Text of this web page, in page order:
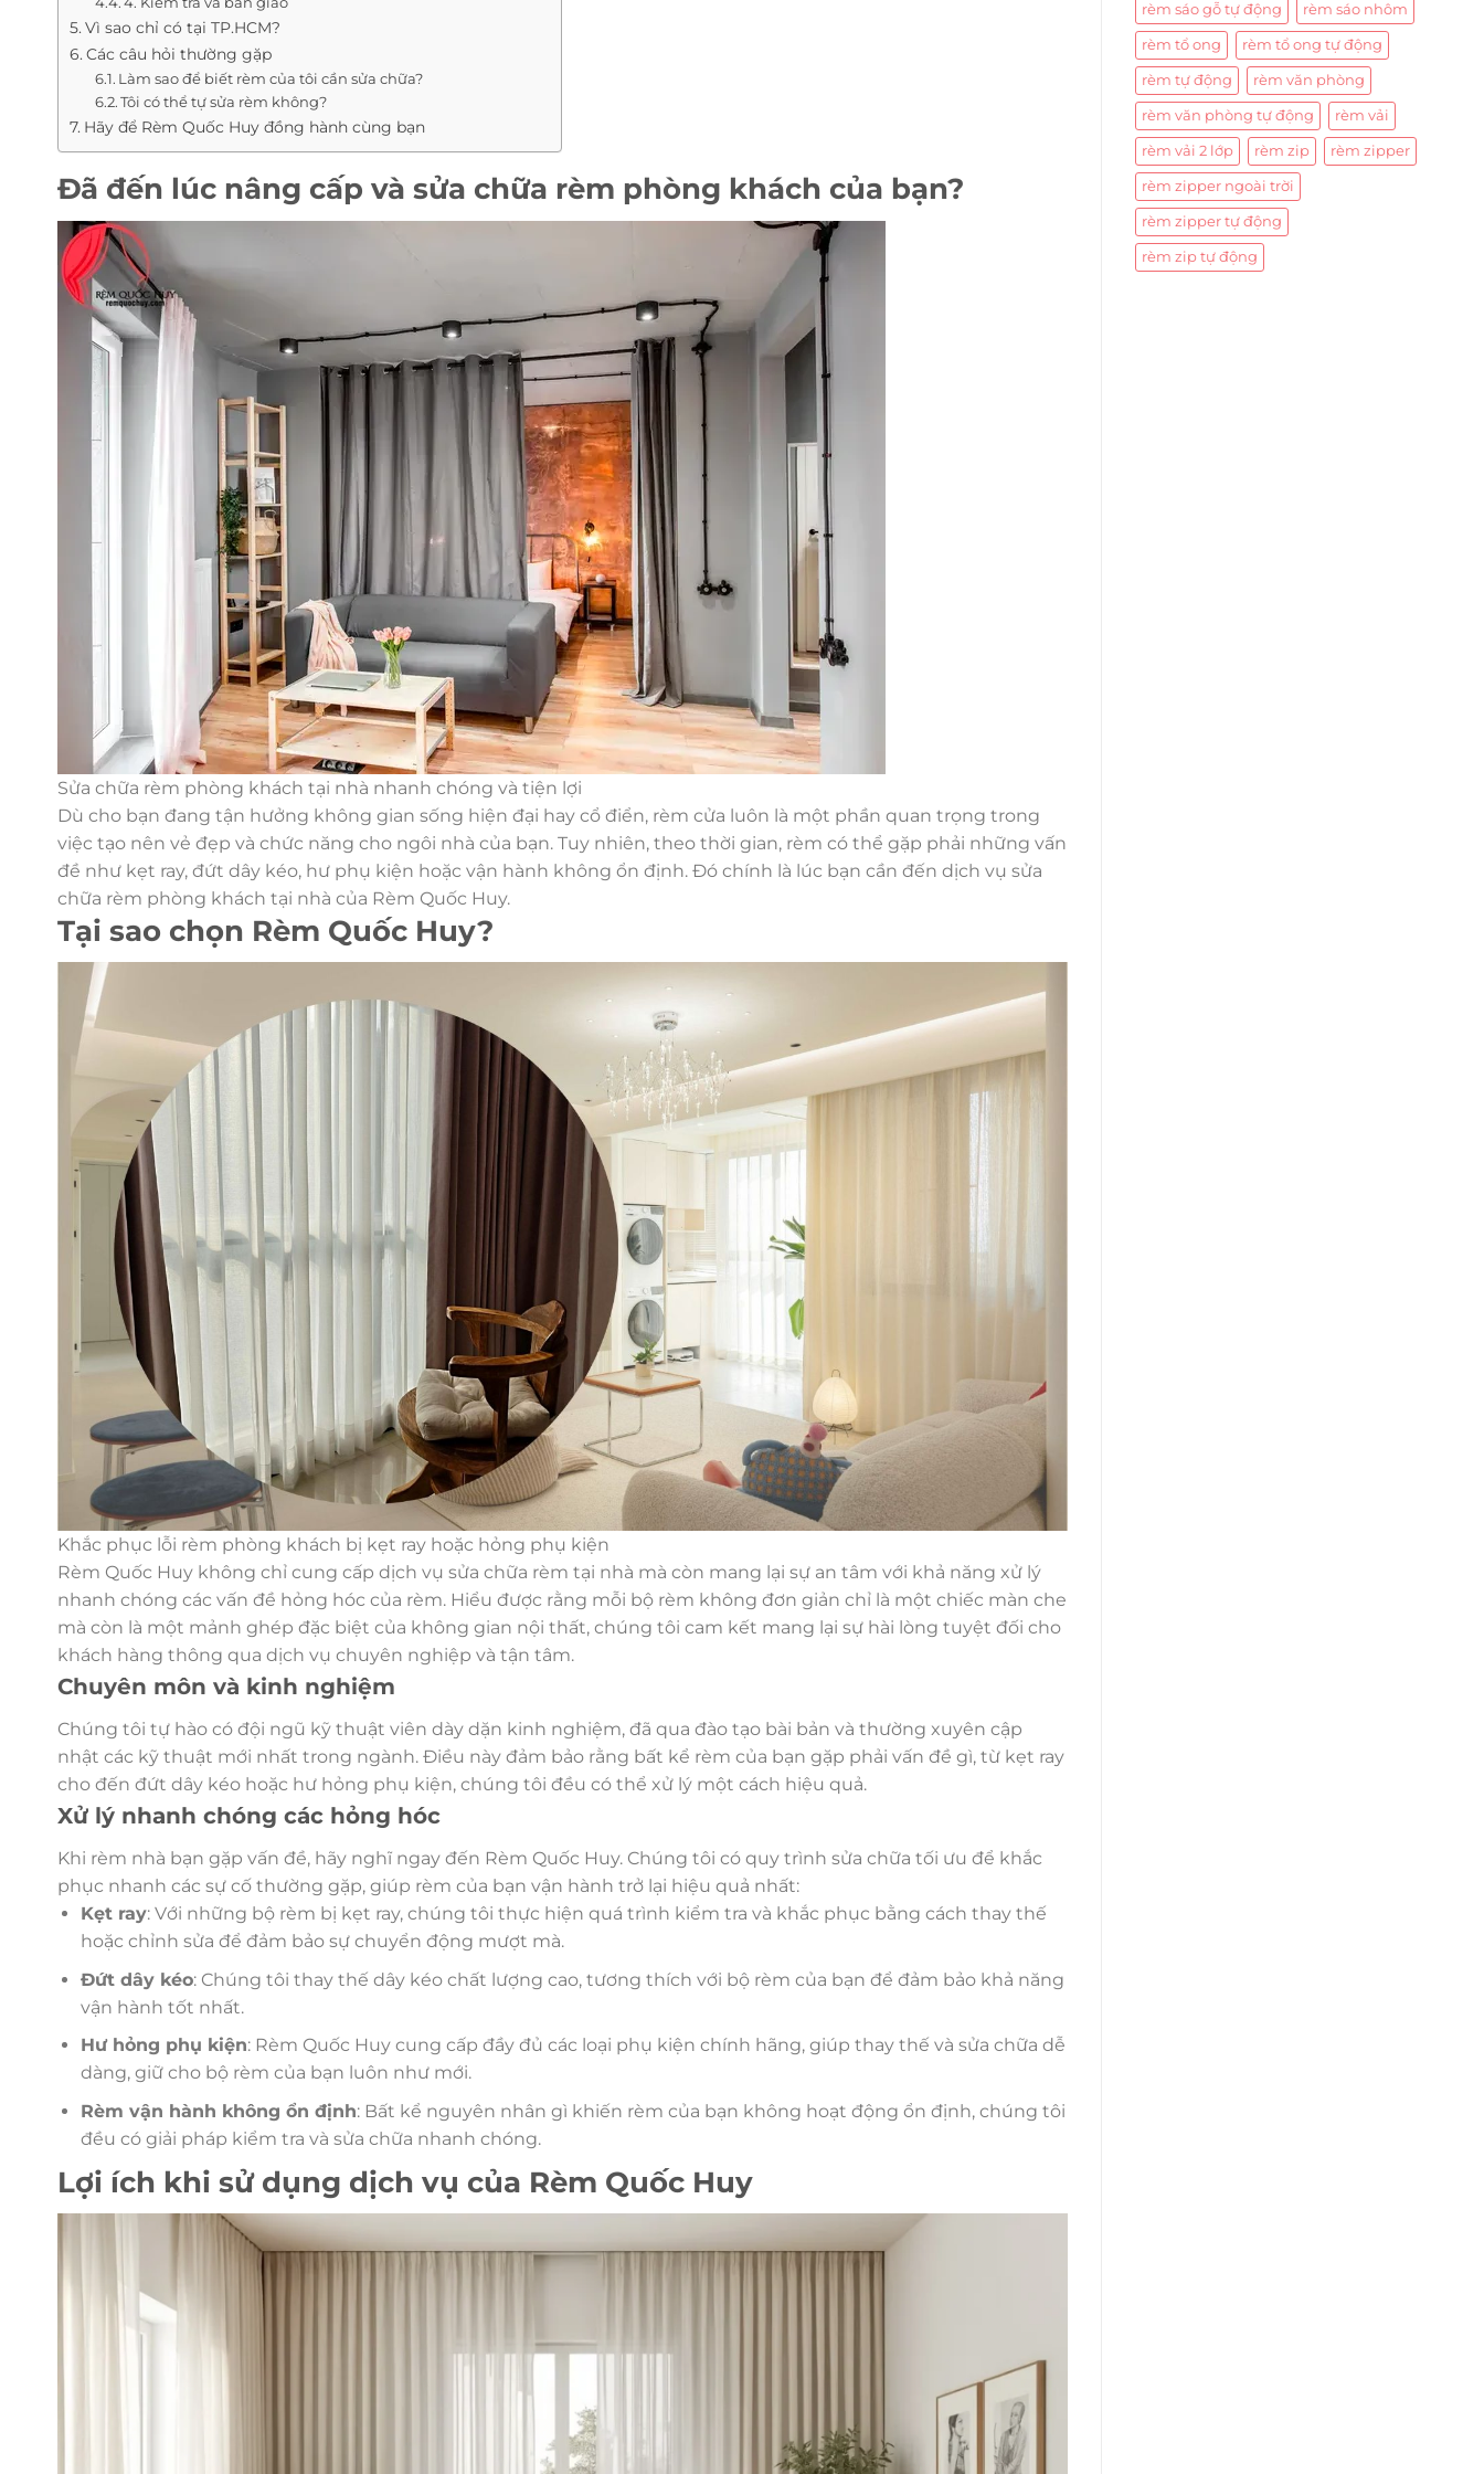
Vì sao chỉ có tại TP.HCM?
Các câu hỏi thường gặp
Làm sao để biết rèm của tôi cần sửa chữa?
Tôi có thể tự sửa rèm không?
Hãy để Rèm Quốc Huy đồng hành cùng bạn
Đã đến lúc nâng cấp và sửa chữa rèm phòng khách của bạn?
Sửa chữa rèm phòng khách tại nhà nhanh chóng và tiện lợi
Dù cho bạn đang tận hưởng không gian sống hiện đại hay cổ điển, rèm cửa luôn là một phần quan trọng trong
việc tạo nên vẻ đẹp và chức năng cho ngôi nhà của bạn. Tuy nhiên, theo thời gian, rèm có thể gặp phải những vấn
đề như kẹt ray, đứt dây kéo, hư phụ kiện hoặc vận hành không ổn định. Đó chính là lúc bạn cần đến dịch vụ sửa
chữa rèm phòng khách tại nhà của Rèm Quốc Huy.
Tại sao chọn Rèm Quốc Huy?
Khắc phục lỗi rèm phòng khách bị kẹt ray hoặc hỏng phụ kiện
Rèm Quốc Huy không chỉ cung cấp dịch vụ sửa chữa rèm tại nhà mà còn mang lại sự an tâm với khả năng xử lý
nhanh chóng các vấn đề hỏng hóc của rèm. Hiểu được rằng mỗi bộ rèm không đơn giản chỉ là một chiếc màn che
mà còn là một mảnh ghép đặc biệt của không gian nội thất, chúng tôi cam kết mang lại sự hài lòng tuyệt đối cho
khách hàng thông qua dịch vụ chuyên nghiệp và tận tâm.
Chuyên môn và kinh nghiệm
Chúng tôi tự hào có đội ngũ kỹ thuật viên dày dặn kinh nghiệm, đã qua đào tạo bài bản và thường xuyên cập
nhật các kỹ thuật mới nhất trong ngành. Điều này đảm bảo rằng bất kể rèm của bạn gặp phải vấn đề gì, từ kẹt ray
cho đến đứt dây kéo hoặc hư hỏng phụ kiện, chúng tôi đều có thể xử lý một cách hiệu quả.
Xử lý nhanh chóng các hỏng hóc
Khi rèm nhà bạn gặp vấn đề, hãy nghĩ ngay đến Rèm Quốc Huy. Chúng tôi có quy trình sửa chữa tối ưu để khắc
phục nhanh các sự cố thường gặp, giúp rèm của bạn vận hành trở lại hiệu quả nhất:
Kẹt ray: Với những bộ rèm bị kẹt ray, chúng tôi thực hiện quá trình kiểm tra và khắc phục bằng cách thay thế
hoặc chỉnh sửa để đảm bảo sự chuyển động mượt mà.
Đứt dây kéo: Chúng tôi thay thế dây kéo chất lượng cao, tương thích với bộ rèm của bạn để đảm bảo khả năng
vận hành tốt nhất.
Hư hỏng phụ kiện: Rèm Quốc Huy cung cấp đầy đủ các loại phụ kiện chính hãng, giúp thay thế và sửa chữa dễ
dàng, giữ cho bộ rèm của bạn luôn như mới.
Rèm vận hành không ổn định: Bất kể nguyên nhân gì khiến rèm của bạn không hoạt động ổn định, chúng tôi
đều có giải pháp kiểm tra và sửa chữa nhanh chóng.
Lợi ích khi sử dụng dịch vụ của Rèm Quốc Huy
rèm sáo gỗ tự động rèm sáo nhôm
rèm tổ ong rèm tổ ong tự động
rèm tự động rèm văn phòng
rèm văn phòng tự động rèm vải
rèm vải 2 lớp rèm zip rèm zipper
rèm zipper ngoài trời
rèm zipper tự động
rèm zip tự động